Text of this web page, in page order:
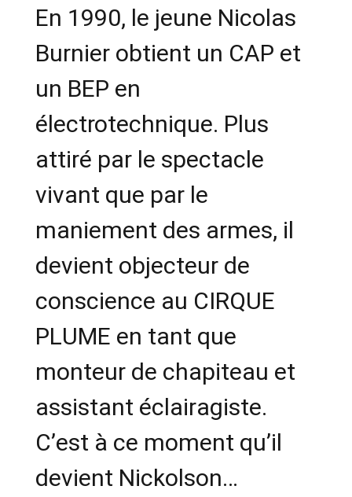
En 1990, le jeune Nicolas
Burnier obtient un CAP et
un BEP en
électrotechnique. Plus
attiré par le spectacle
vivant que par le
maniement des armes, il
devient objecteur de
conscience au CIRQUE
PLUME en tant que
monteur de chapiteau et
assistant éclairagiste.
C’est à ce moment qu’il
devient Nickolson…